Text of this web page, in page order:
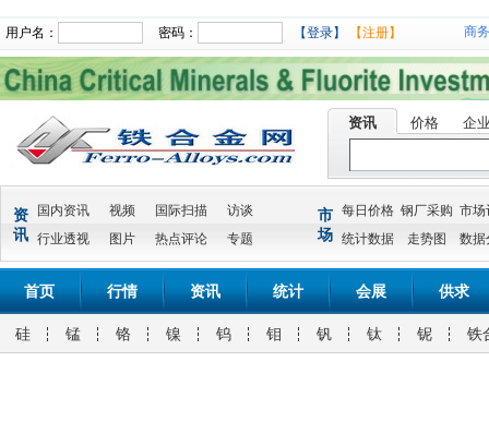
用户名： 密码： 【登录】 【注册】 商
资讯 价格 企
资
讯
国内资讯 视频 国际扫描
访谈
行业透视
图片 热点评论 专题
市
场
每日价格 钢厂采购 市场
统计数据
走势图 数据
首页 行情 资讯 统计 会展 供求
硅 锰 铬 镍 钨 钼 钒 钛 铌 铁